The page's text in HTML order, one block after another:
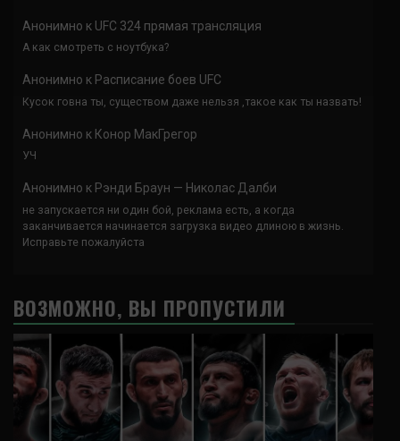
Анонимно к UFC 324 прямая трансляция
А как смотреть с ноутбука?
Анонимно к Расписание боев UFC
Кусок говна ты, существом даже нельзя ,такое как ты назвать!
Анонимно к Конор МакГрегор
УЧ
Анонимно к Рэнди Браун — Николас Далби
не запускается ни один бой, реклама есть, а когда
заканчивается начинается загрузка видео длиною в жизнь.
Исправьте пожалуйста
ВОЗМОЖНО, ВЫ ПРОПУСТИЛИ